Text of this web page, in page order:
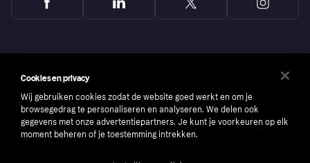
Cookies en privacy
Wij gebruiken cookies zodat de website goed werkt en om je
browsegedrag te personaliseren en analyseren. We delen ook
gegevens met onze advertentiepartners. Je kunt je voorkeuren op elk
moment beheren of je toestemming intrekken.